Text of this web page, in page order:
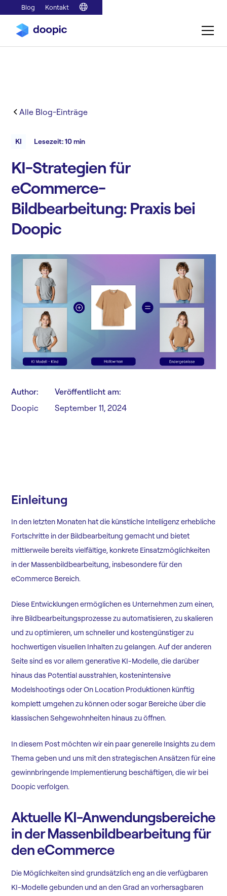
Blog Kontakt
Alle Blog-Einträge
KI Lesezeit: 10 min
KI-Strategien für
eCommerce-
Bildbearbeitung: Praxis bei
Doopic
Author:
Doopic
Veröffentlicht am:
September 11, 2024
Einleitung
In den letzten Monaten hat die künstliche Intelligenz erhebliche
Fortschritte in der Bildbearbeitung gemacht und bietet
mittlerweile bereits vielfältige, konkrete Einsatzmöglichkeiten
in der Massenbildbearbeitung, insbesondere für den
eCommerce Bereich.
Diese Entwicklungen ermöglichen es Unternehmen zum einen,
ihre Bildbearbeitungsprozesse zu automatisieren, zu skalieren
und zu optimieren, um schneller und kostengünstiger zu
hochwertigen visuellen Inhalten zu gelangen. Auf der anderen
Seite sind es vor allem generative KI-Modelle, die darüber
hinaus das Potential ausstrahlen, kostenintensive
Modelshootings oder On Location Produktionen künftig
komplett umgehen zu können oder sogar Bereiche über die
klassischen Sehgewohnheiten hinaus zu öffnen.
In diesem Post möchten wir ein paar generelle Insights zu dem
Thema geben und uns mit den strategischen Ansätzen für eine
gewinnbringende Implementierung beschäftigen, die wir bei
Doopic verfolgen.
Aktuelle KI-Anwendungsbereiche
in der Massenbildbearbeitung für
den eCommerce
Die Möglichkeiten sind grundsätzlich eng an die verfügbaren
KI-Modelle gebunden und an den Grad an vorhersagbaren